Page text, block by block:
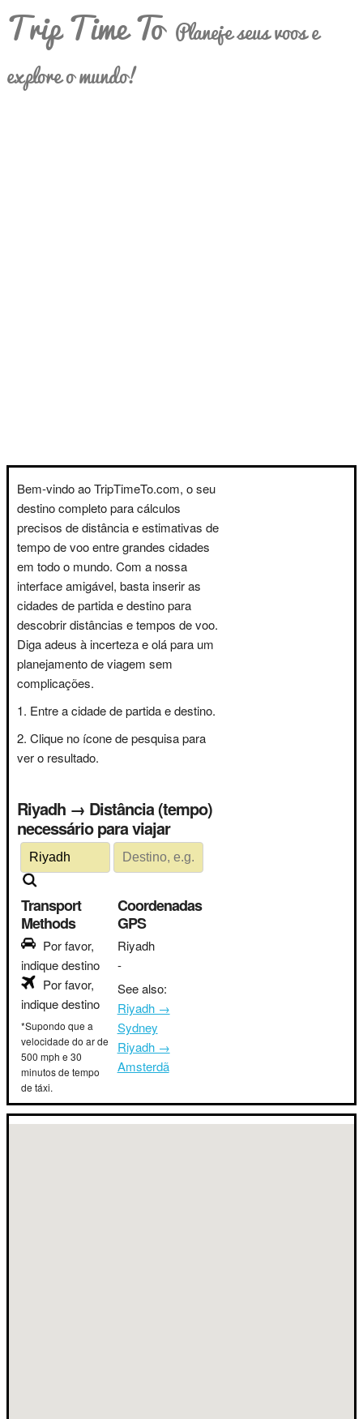
Trip Time To Planeje seus voos e
explore o mundo!
Bem-vindo ao TripTimeTo.com, o seu
destino completo para cálculos
precisos de distância e estimativas de
tempo de voo entre grandes cidades
em todo o mundo. Com a nossa
interface amigável, basta inserir as
cidades de partida e destino para
descobrir distâncias e tempos de voo.
Diga adeus à incerteza e olá para um
planejamento de viagem sem
complicações.
Entre a cidade de partida e destino.
Clique no ícone de pesquisa para
ver o resultado.
Riyadh → Distância (tempo)
necessário para viajar
Transport
Methods
Por favor,
indique destino
Por favor,
indique destino
*Supondo que a
velocidade do ar de
500 mph e 30
minutos de tempo
de táxi.
Coordenadas
GPS
Riyadh
-
See also:
Riyadh →
Sydney
Riyadh →
Amsterdã